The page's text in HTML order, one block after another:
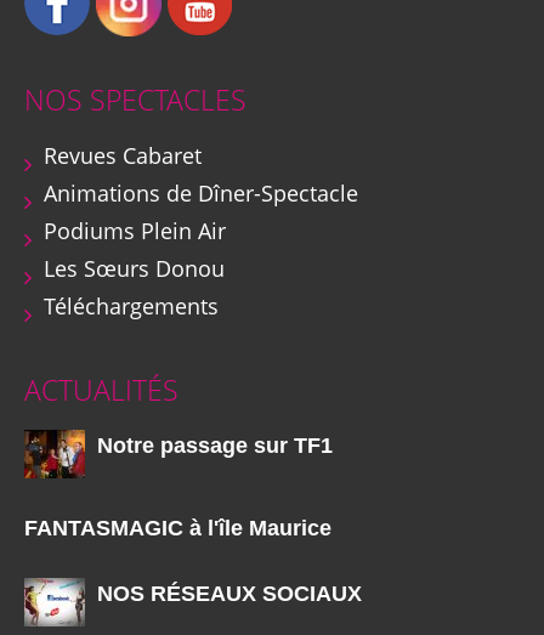
NOS SPECTACLES
Revues Cabaret
Animations de Dîner-Spectacle
Podiums Plein Air
Les Sœurs Donou
Téléchargements
ACTUALITÉS
Notre passage sur TF1
FANTASMAGIC à l'île Maurice
NOS RÉSEAUX SOCIAUX